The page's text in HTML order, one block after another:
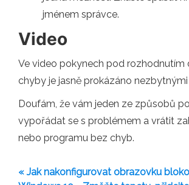
jménem správce.
Video
Ve video pokynech pod rozhodnutím
chyby je jasně prokázáno
Doufám, že vám jeden ze způsobů
vypořádat se s problémem a vrátit
nebo programu bez chyb.
« Jak nakonfigurovat obrazovku